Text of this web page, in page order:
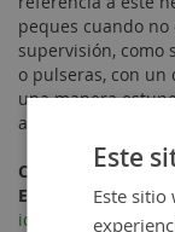
peques cuando
supervisión, como
o pulseras, con un
una manera
alergia!. En...
Categorías: Vuelta
Etiquetas: zamak,
identificadora
Este
Este sitio